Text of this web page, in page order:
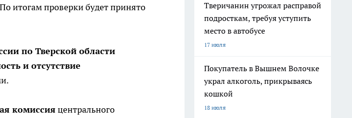
итогам проверки будет принято
по Тверской области
и отсутствие
комиссия центрального
Тверичанин угрожал расправой
подросткам, требуя уступить
место в автобусе
17 июля
Покупатель в Вышнем Волочке
украл алкоголь, прикрываясь
кошкой
18 июля